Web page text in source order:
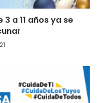
a 11 años ya se